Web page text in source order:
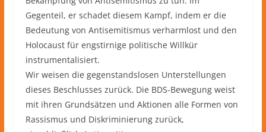
Gegenteil, er schadet diesem Kampf, indem er die
Bedeutung von Antisemitismus verharmlost und den
Holocaust für engstirnige politische Willkür
instrumentalisiert.
Wir weisen die gegenstandslosen Unterstellungen
dieses Beschlusses zurück. Die BDS-Bewegung weist
mit ihren Grundsätzen und Aktionen alle Formen von
Rassismus und Diskriminierung zurück,